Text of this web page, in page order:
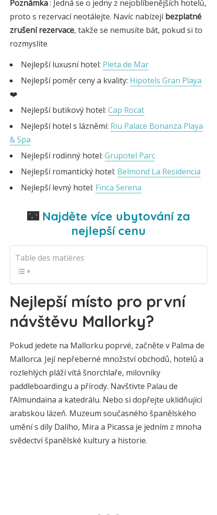
Poznámka: Jedná se o jedny z nejoblíbenějších hotelů,
proto s rezervací neotálejte. Navíc nabízejíbezplatné
zrušení rezervace, takže se nemusíte bát, pokud si to
rozmyslíte
Nejlepší luxusní hotel: Pleta de Mar
Nejlepší poměr ceny a kvality: Hipotels Gran Playa
❤️
Nejlepší butikový hotel: Cap Rocat
Nejlepší hotel s lázněmi: Riu Palace Bonanza Playa
& Spa
Nejlepší rodinný hotel: Grupotel Parc
Nejlepší romantický hotel: Belmond La Residencia
Nejlepší levný hotel: Finca Serena
🌃 Najděte více ubytování za
nejlepší cenu
Table des matières
Nejlepší místo pro první
návštěvu Mallorky?
Pokud jedete na Mallorku poprvé, začněte v Palma de
Mallorca. Její nepřeberné množství obchodů, hotelů a
rozlehlých pláží vítá šnorchlaře, milovníky
paddleboardingu a přírody. Navštivte Palau de
l’Almundaina a katedrálu. Nebo si dopřejte uklidňující
arabskou lázeň. Muzeum současného španělského
umění s díly Dalího, Mira a Picassa je jedním z mnoha
svědectví španělské kultury a historie.